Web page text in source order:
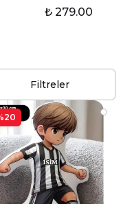
₺ 279.00
Filtreler